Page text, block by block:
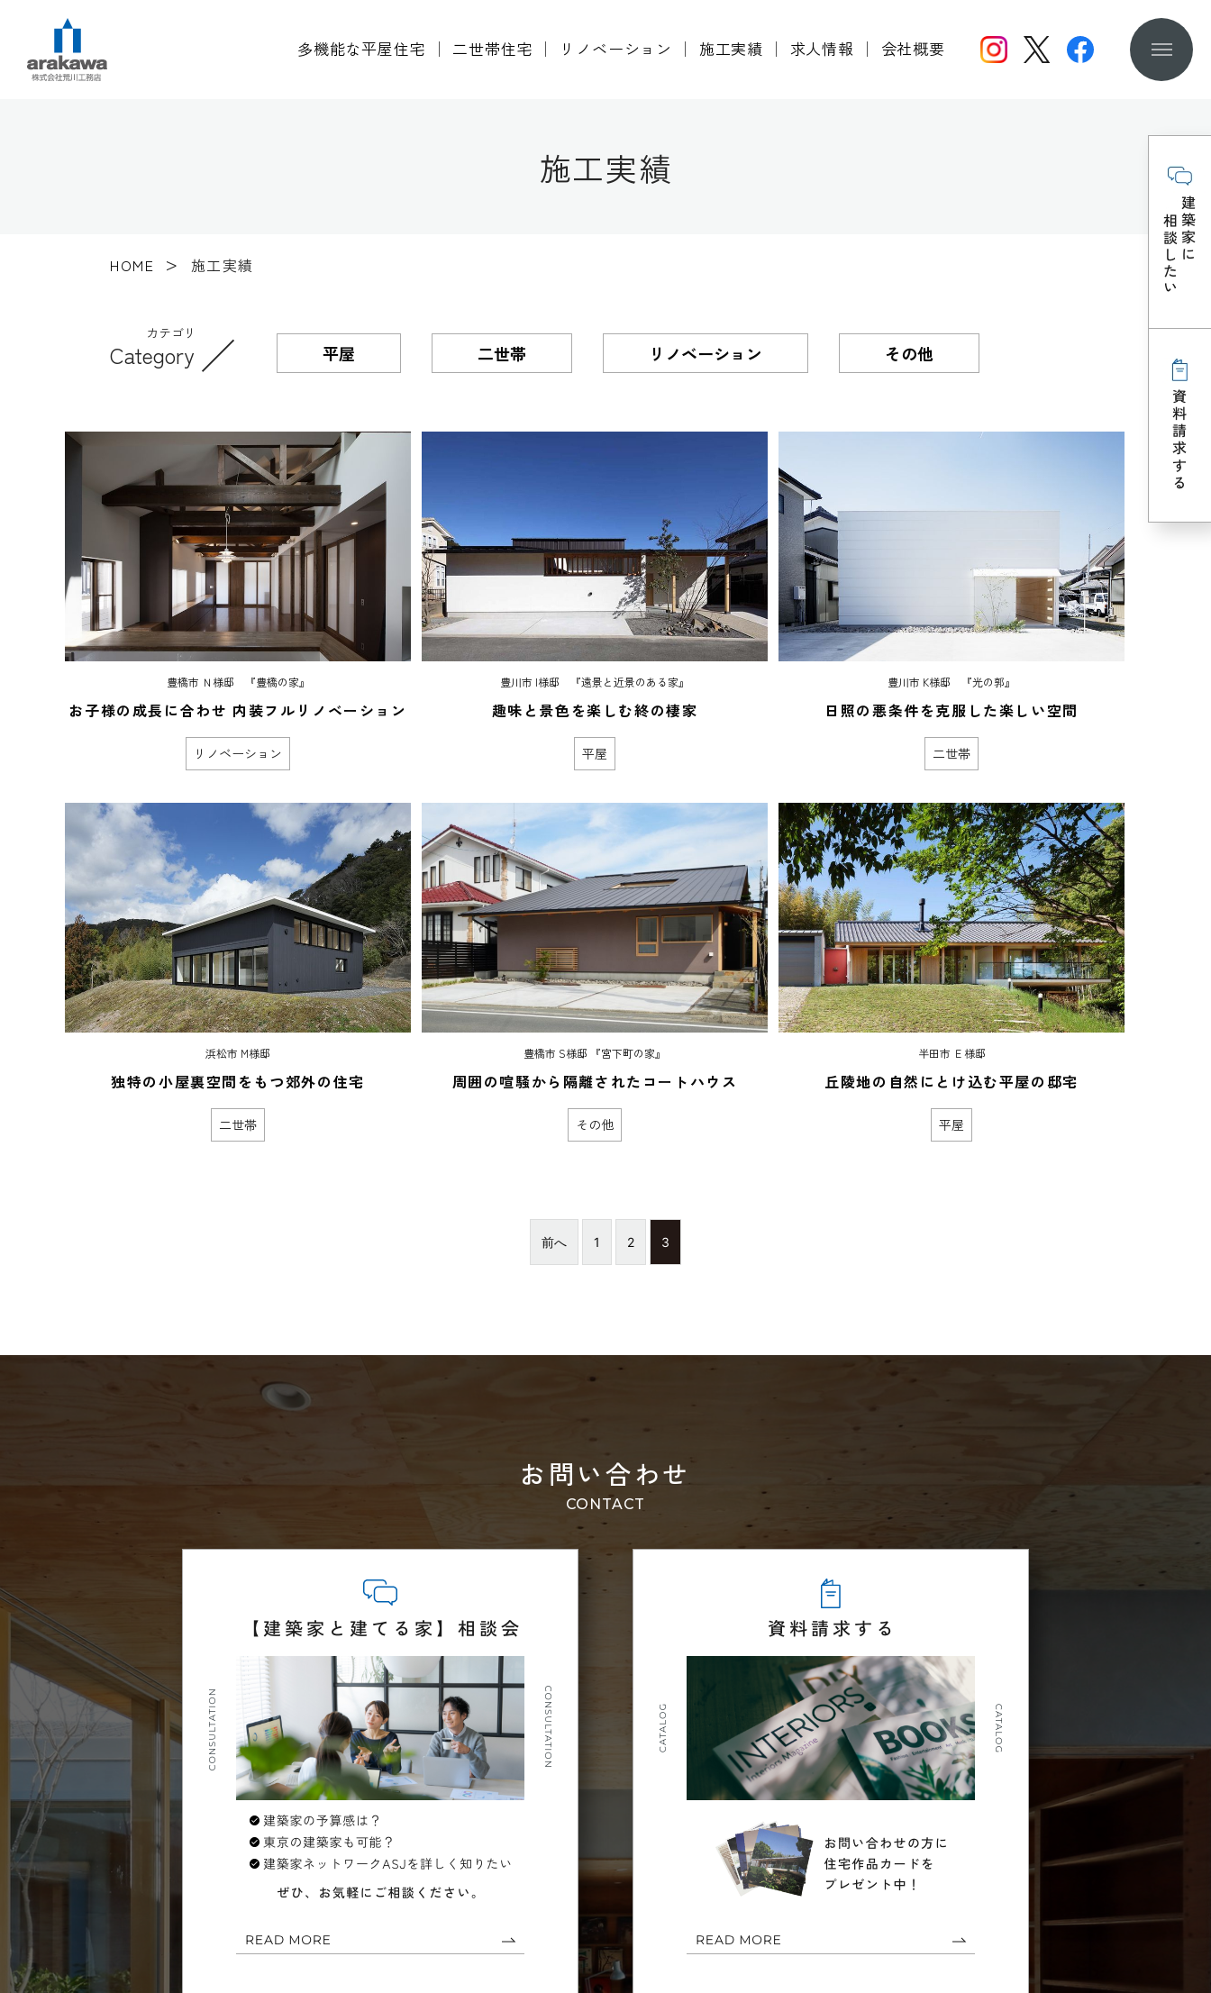
多機能な平屋住宅 │ 二世帯住宅 │ リノベーション │ 施工実績 │ 求人情報 │ 会社概要
施工実績
HOME 施工実績
カテゴリ
Category ／ 平屋 二世帯 リノベーション その他
豊橋市 Ｎ様邸 『豊橋の家』
お子様の成長に合わせ 内装フルリノベーション
リノベーション
豊川市 I様邸 『遠景と近景のある家』
趣味と景色を楽しむ終の棲家
平屋
豊川市 K様邸 『光の郭』
日照の悪条件を克服した楽しい空間
二世帯
浜松市 M様邸
独特の小屋裏空間をもつ郊外の住宅
二世帯
豊橋市 S様邸 『宮下町の家』
周囲の喧騒から隔離されたコートハウス
その他
半田市 Ｅ様邸
丘陵地の自然にとけ込む平屋の邸宅
平屋
前へ 1 2 3
お問い合わせ
CONTACT